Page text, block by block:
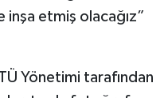
inşa etmiş olacağız”
Yönetimi tarafından